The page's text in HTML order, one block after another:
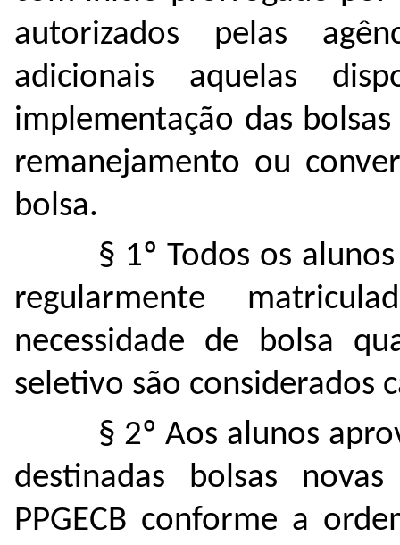
autorizados pelas
adicionais aquelas
implementação das
remanejamento ou
bolsa.
§ 1º Todos os
regularmente
necessidade de bolsa
seletivo são considerados
§ 2º Aos alunos
destinadas bolsas
PPGECB conforme a